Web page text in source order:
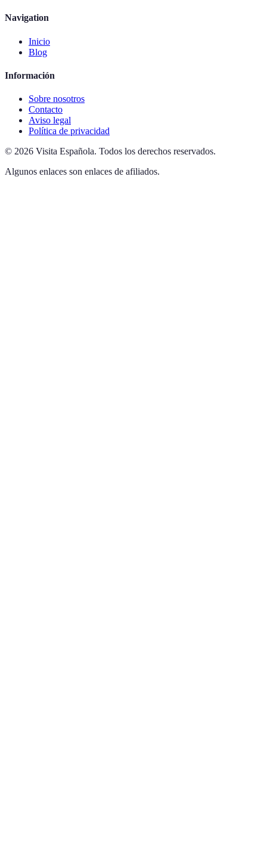
Navigation
Inicio
Blog
Información
Sobre nosotros
Contacto
Aviso legal
Política de privacidad
© 2026 Visita Española. Todos los derechos reservados.
Algunos enlaces son enlaces de afiliados.